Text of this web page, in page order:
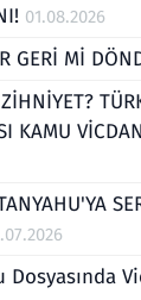
01.08.2026
GERİ Mİ
KAMU